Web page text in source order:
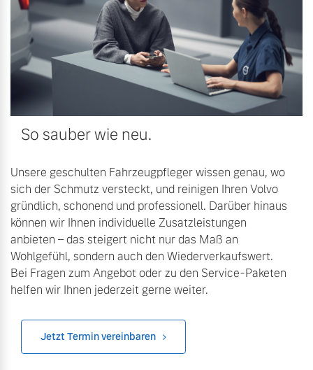
Mehr erfahren
Versicherung
So sauber wie neu.
Unsere geschulten Fahrzeugpfleger wissen genau, wo
sich der Schmutz versteckt, und reinigen Ihren Volvo
gründlich, schonend und professionell. Darüber hinaus
können wir Ihnen individuelle Zusatzleistungen
anbieten – das steigert nicht nur das Maß an
Wohlgefühl, sondern auch den Wiederverkaufswert.
Bei Fragen zum Angebot oder zu den Service-Paketen
helfen wir Ihnen jederzeit gerne weiter.
Jetzt Termin vereinbaren